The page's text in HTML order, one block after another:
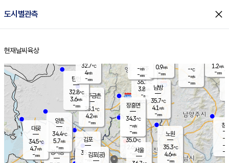
도시별관측 close
홈
현재날씨 육상
양주
36.1℃
3.8
-mm
경서동
파주금촌
35.1℃
4.2m/s
-mm
-℃
-m/s
-mm
대곶
34.5℃
4.7m/s
-mm
창
-
-m/
-
탄현
32.8℃
3.6m/s
-mm
1.2m/s
-mm
김포
35.6℃
-m/s
양촌
34.4℃
5.7m/s
-mm
은평
35.0℃
2.6 m/s
- mm
노원
35.3℃
4.6m/s
-mm
남방
35.7℃
4.1 m/s
-mm
장흥면
34.3℃
-m/s
-mm
-m/s
-mm
김포(공)
서울
32.7℃
4m/s
-mm
0.9m/s
-mm